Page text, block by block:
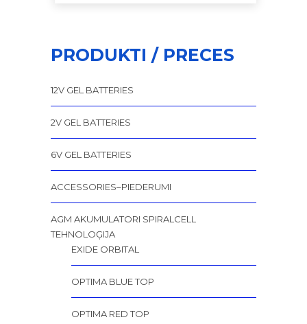
PRODUKTI / PRECES
12V GEL BATTERIES
2V GEL BATTERIES
6V GEL BATTERIES
ACCESSORIES–PIEDERUMI
AGM AKUMULATORI SPIRALCELL
TEHNOLOĢIJA
EXIDE ORBITAL
OPTIMA BLUE TOP
OPTIMA RED TOP